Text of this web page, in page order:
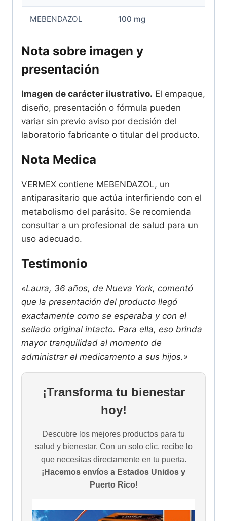
MEBENDAZOL 100 mg
Nota sobre imagen y
presentación
Imagen de carácter ilustrativo. El empaque,
diseño, presentación o fórmula pueden
variar sin previo aviso por decisión del
laboratorio fabricante o titular del producto.
Nota Medica
VERMEX contiene MEBENDAZOL, un
antiparasitario que actúa interfiriendo con el
metabolismo del parásito. Se recomienda
consultar a un profesional de salud para un
uso adecuado.
Testimonio
«Laura, 36 años, de Nueva York, comentó
que la presentación del producto llegó
exactamente como se esperaba y con el
sellado original intacto. Para ella, eso brinda
mayor tranquilidad al momento de
administrar el medicamento a sus hijos.»
¡Transforma tu bienestar
hoy!
Descubre los mejores productos para tu
salud y bienestar. Con un solo clic, recibe lo
que necesitas directamente en tu puerta.
¡Hacemos envíos a Estados Unidos y
Puerto Rico!